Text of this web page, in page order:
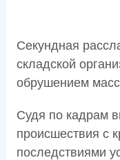
Секундная
складской
обрушением
Судя по кадрам
происшествия с
последствиями